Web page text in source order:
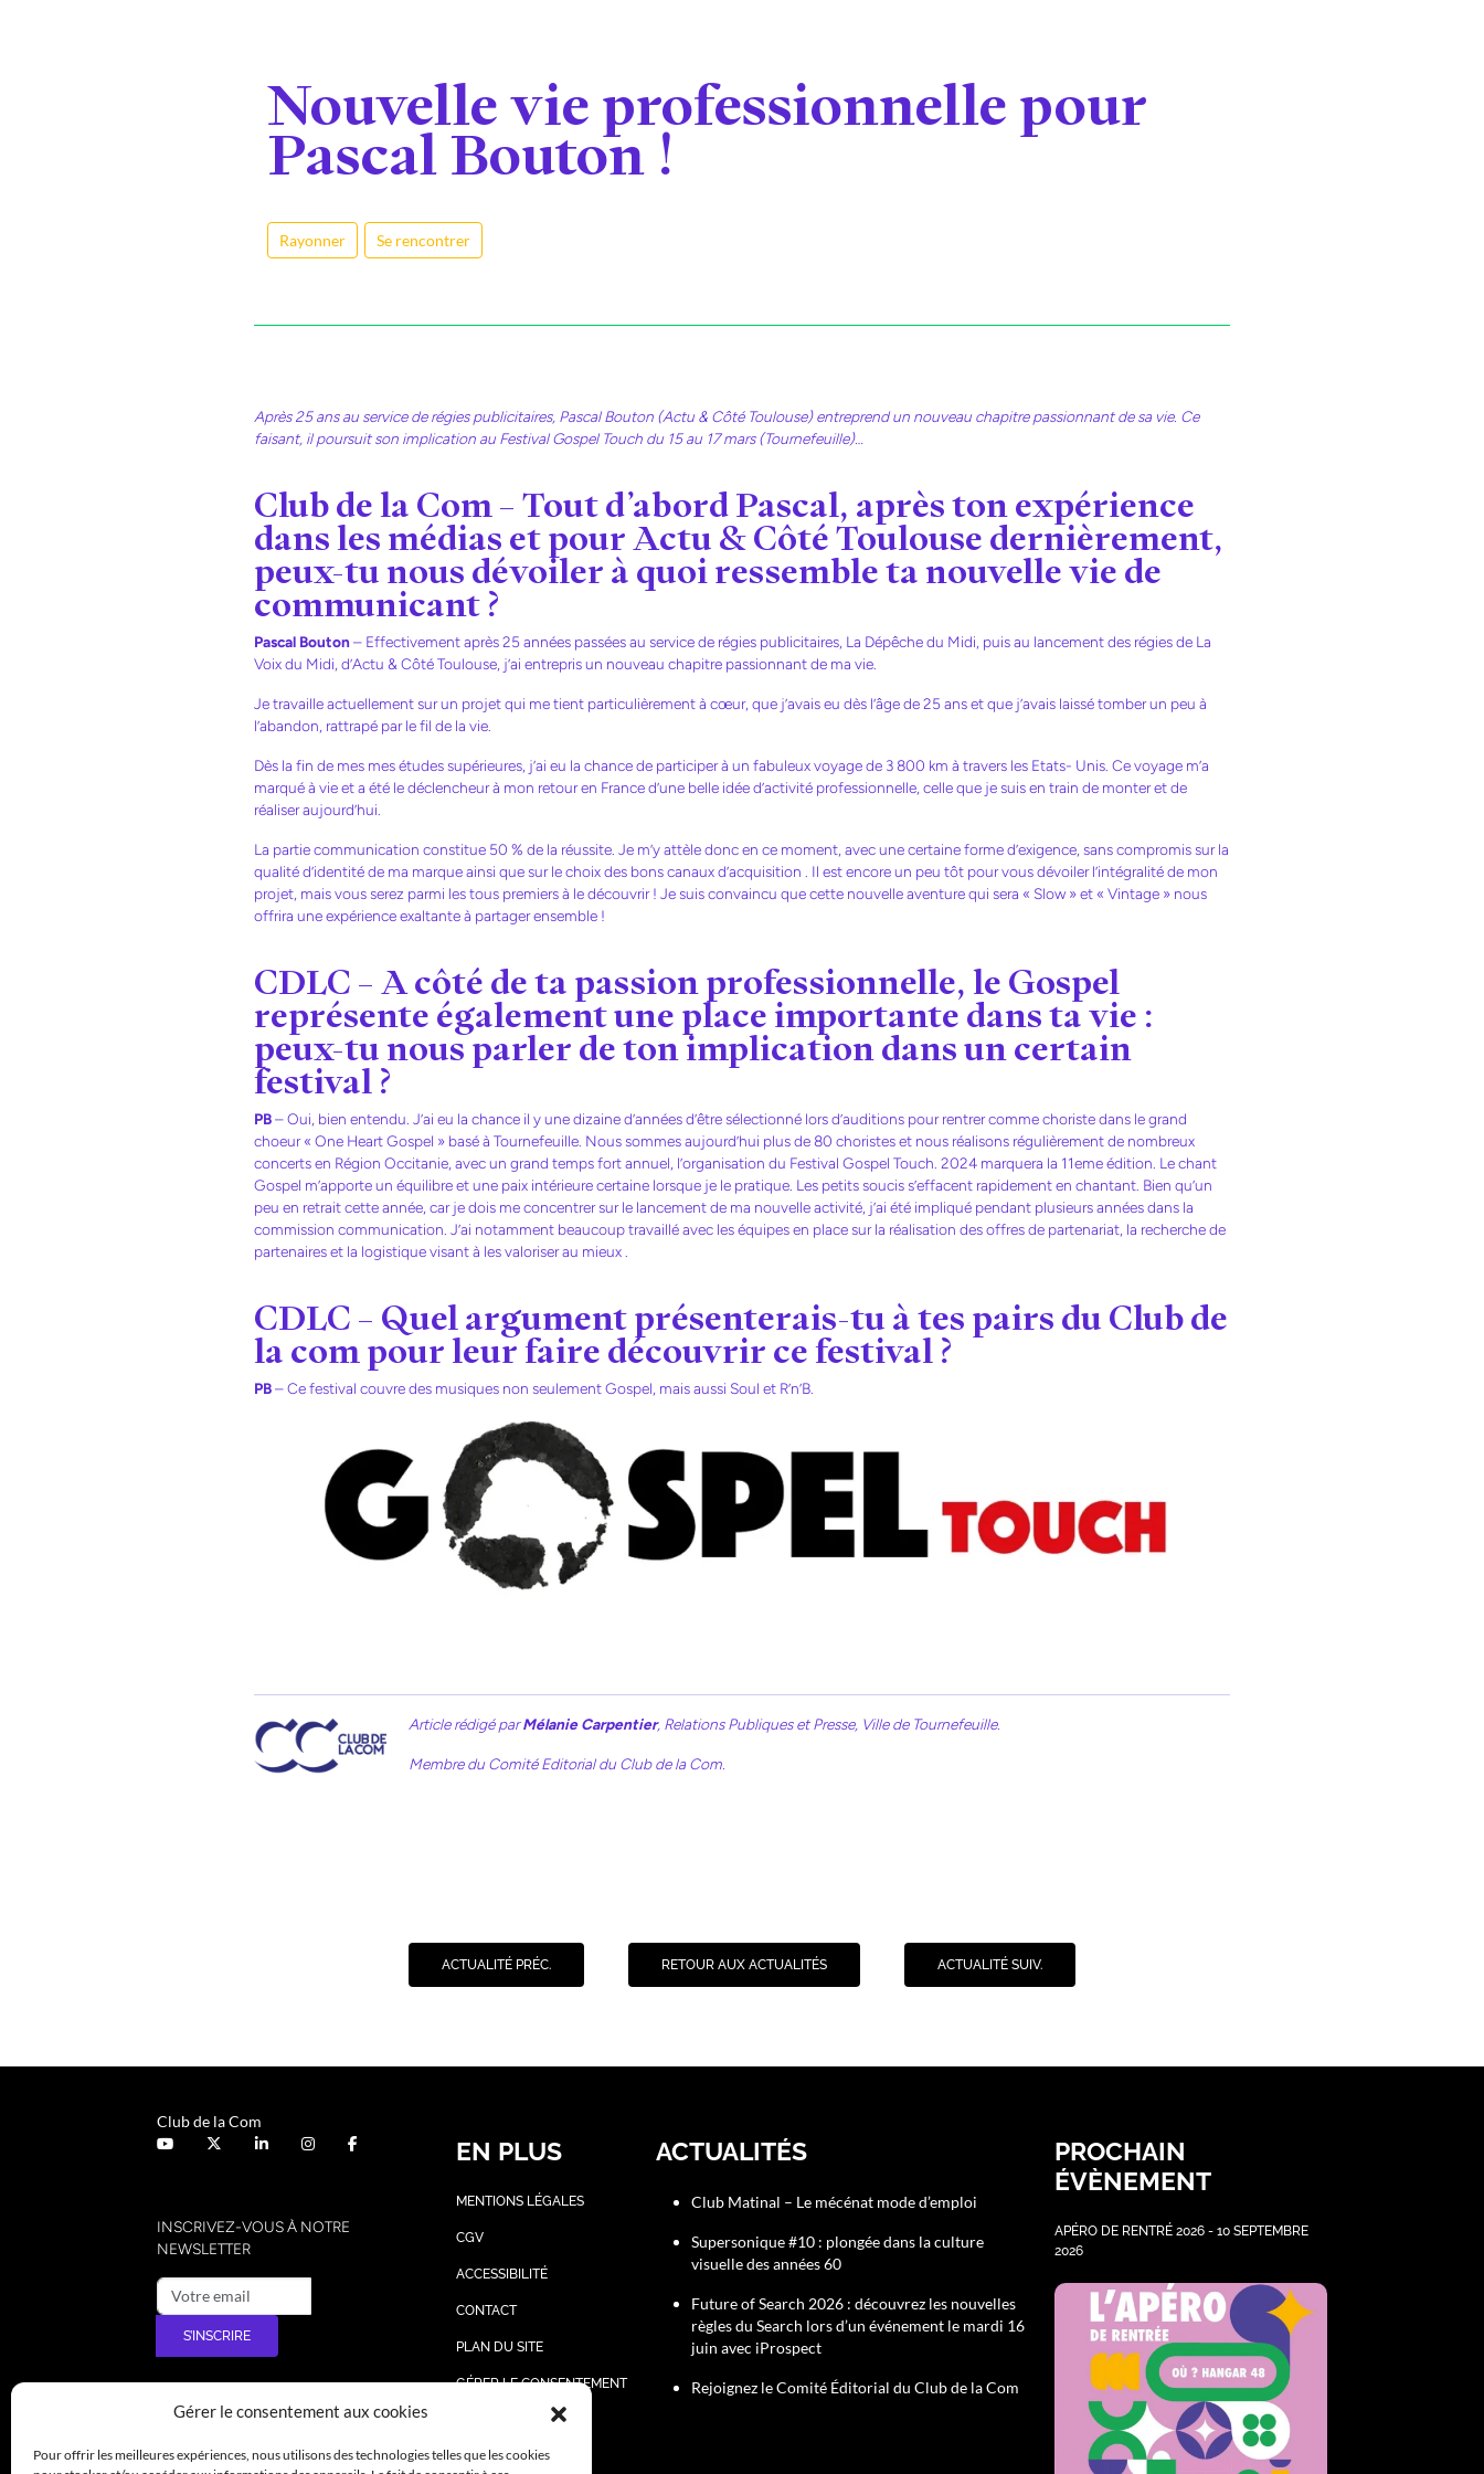
Gérer le consentement aux cookies
Pour offrir les meilleures expériences, nous utilisons des technologies telles que les cookies
Nouvelle vie professionnelle pour
Pascal Bouton !
Rayonner Se rencontrer
Après 25 ans au service de régies publicitaires, Pascal Bouton (Actu & Côté Toulouse) entreprend un nouveau chapitre passionnant de sa vie. Ce
faisant, il poursuit son implication au Festival Gospel Touch du 15 au 17 mars (Tournefeuille)…
Club de la Com – Tout d’abord Pascal, après ton expérience
dans les médias et pour Actu & Côté Toulouse dernièrement,
peux-tu nous dévoiler à quoi ressemble ta nouvelle vie de
communicant ?
Pascal Bouton– Effectivement après 25 années passées au service de régies publicitaires, La Dépêche du Midi, puis au lancement des régies de La
Voix du Midi, d’Actu & Côté Toulouse, j’ai entrepris un nouveau chapitre passionnant de ma vie.
Je travaille actuellement sur un projet qui me tient particulièrement à cœur, que j’avais eu dès l’âge de 25 ans et que j’avais laissé tomber un peu à
l’abandon, rattrapé par le fil de la vie.
Dès la fin de mes mes études supérieures, j’ai eu la chance de participer à un fabuleux voyage de 3 800 km à travers les Etats- Unis. Ce voyage m’a
marqué à vie et a été le déclencheur à mon retour en France d’une belle idée d’activité professionnelle, celle que je suis en train de monter et de
réaliser aujourd’hui.
La partie communication constitue 50 % de la réussite. Je m’y attèle donc en ce moment, avec une certaine forme d’exigence, sans compromis sur la
qualité d’identité de ma marque ainsi que sur le choix des bons canaux d’acquisition . Il est encore un peu tôt pour vous dévoiler l’intégralité de mon
projet, mais vous serez parmi les tous premiers à le découvrir ! Je suis convaincu que cette nouvelle aventure qui sera « Slow » et « Vintage » nous
offrira une expérience exaltante à partager ensemble !
CDLC – A côté de ta passion professionnelle, le Gospel
représente également une place importante dans ta vie :
peux-tu nous parler de ton implication dans un certain
festival ?
PB– Oui, bien entendu. J’ai eu la chance il y une dizaine d’années d’être sélectionné lors d’auditions pour rentrer comme choriste dans le grand
choeur « One Heart Gospel » basé à Tournefeuille. Nous sommes aujourd’hui plus de 80 choristes et nous réalisons régulièrement de nombreux
concerts en Région Occitanie, avec un grand temps fort annuel, l’organisation du Festival Gospel Touch. 2024 marquera la 11eme édition. Le chant
Gospel m’apporte un équilibre et une paix intérieure certaine lorsque je le pratique. Les petits soucis s’effacent rapidement en chantant. Bien qu’un
peu en retrait cette année, car je dois me concentrer sur le lancement de ma nouvelle activité, j’ai été impliqué pendant plusieurs années dans la
commission communication. J’ai notamment beaucoup travaillé avec les équipes en place sur la réalisation des offres de partenariat, la recherche de
partenaires et la logistique visant à les valoriser au mieux .
CDLC – Quel argument présenterais-tu à tes pairs du Club de
la com pour leur faire découvrir ce festival ?
PB– Ce festival couvre des musiques non seulement Gospel, mais aussi Soul et R’n’B.
Article rédigé parMélanie Carpentier, Relations Publiques et Presse, Ville de Tournefeuille.
Membre du Comité Editorial du Club de la Com.
ACTUALITÉ PRÉC. RETOUR AUX ACTUALITÉS ACTUALITÉ SUIV.
Club de la Com
INSCRIVEZ-VOUS À NOTRE
NEWSLETTER
S’INSCRIRE
EN PLUS
MENTIONS LÉGALES
CGV
ACCESSIBILITÉ
CONTACT
PLAN DU SITE
GÉRER LE CONSENTEMENT
ACTUALITÉS
Club Matinal – Le mécénat mode d’emploi
Supersonique #10 : plongée dans la culture
visuelle des années 60
Future of Search 2026 : découvrez les nouvelles
règles du Search lors d’un événement le mardi 16
juin avec iProspect
Rejoignez le Comité Éditorial du Club de la Com
PROCHAIN
ÉVÈNEMENT
APÉRO DE RENTRÉ 2026 - 10 SEPTEMBRE
2026